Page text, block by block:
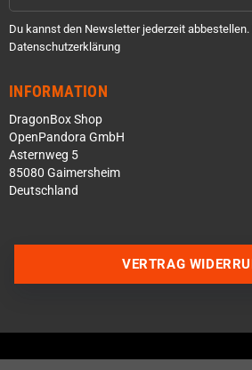
Du kannst den Newsletter jederzeit
Datenschutzerklärung
INFORMATION
DragonBox Shop
OpenPandora GmbH
Asternweg 5
85080 Gaimersheim
Deutschland
VERTRAG